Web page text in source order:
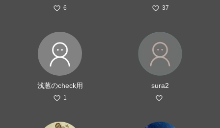
6 37
浅葱のcheck用
1
sura2